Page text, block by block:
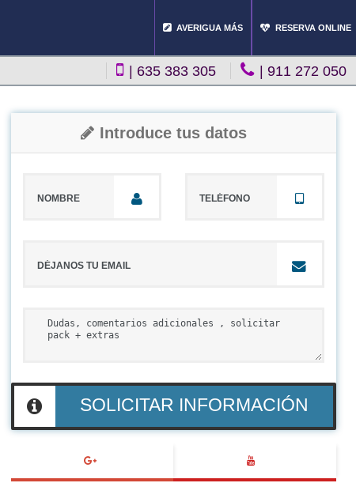
AVERIGUA MÁS RESERVA ONLINE
| 635 383 305 | 911 272 050
Introduce tus datos
SOLICITAR INFORMACIÓN